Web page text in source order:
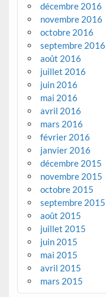
décembre 2016
novembre 2016
octobre 2016
septembre 2016
août 2016
juillet 2016
juin 2016
mai 2016
avril 2016
mars 2016
février 2016
janvier 2016
décembre 2015
novembre 2015
octobre 2015
septembre 2015
août 2015
juillet 2015
juin 2015
mai 2015
avril 2015
mars 2015